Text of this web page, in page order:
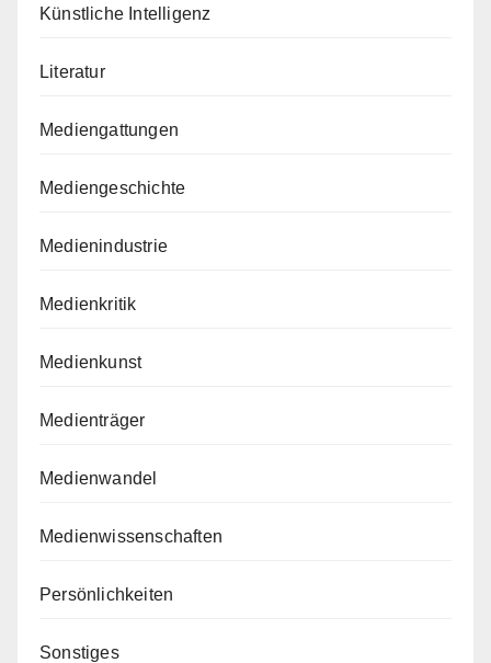
Künstliche Intelligenz
Literatur
Mediengattungen
Mediengeschichte
Medienindustrie
Medienkritik
Medienkunst
Medienträger
Medienwandel
Medienwissenschaften
Persönlichkeiten
Sonstiges